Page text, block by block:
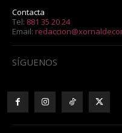
Contacta
Tel: 881 35 20 24
Email:
SÍGUENOS